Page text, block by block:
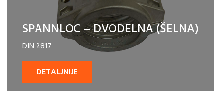
SPANNLOC – DVODELNA (ŠELNA)
DIN 2817
DETALJNIJE